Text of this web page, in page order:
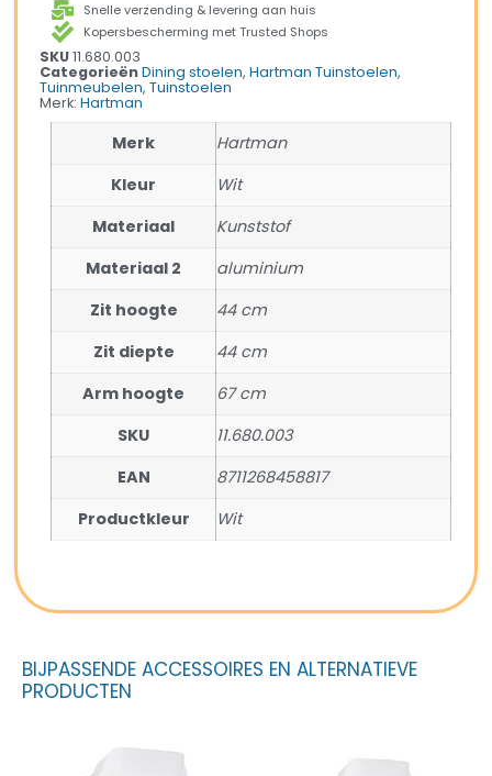
Snelle verzending & levering aan huis
Kopersbescherming met Trusted Shops
SKU11.680.003
Categorieën Dining stoelen,Hartman Tuinstoelen,
Tuinmeubelen,Tuinstoelen
Merk:Hartman
Merk
Hartman
Kleur
Wit
Materiaal
Kunststof
Materiaal 2
aluminium
Zit hoogte
44 cm
Zit diepte
44 cm
Arm hoogte
67 cm
SKU
11.680.003
EAN
8711268458817
Productkleur
Wit
BIJPASSENDE ACCESSOIRES EN ALTERNATIEVE
PRODUCTEN